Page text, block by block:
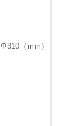
Φ310（mm）